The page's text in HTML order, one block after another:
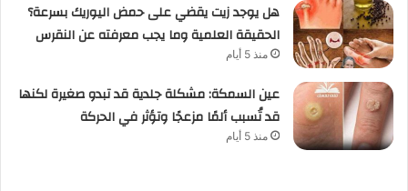
هل يوجد زيت يقضي على حمض اليوريك بسرعة؟
الحقيقة العلمية وما يجب معرفته عن النقرس
منذ 5 أيام
عين السمكة: مشكلة جلدية قد تبدو صغيرة لكنها
قد تُسبب ألمًا مزعجًا وتؤثر في الحركة
منذ 5 أيام